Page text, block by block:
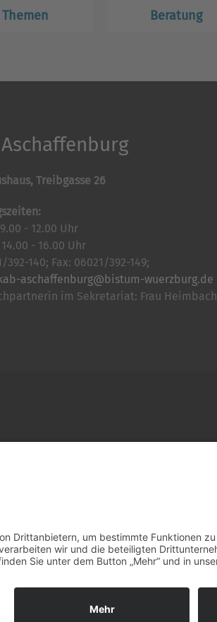
Themen Beratung
Aschaffenburg
Treibgasse 26
- 12.00 Uhr
14.00 - 16.00 Uhr
392-140; Fax: 06021/392-149;
kab-aschaffenburg@bistum-wuerzburg.de
im Sekretariat: Frau Heimbach